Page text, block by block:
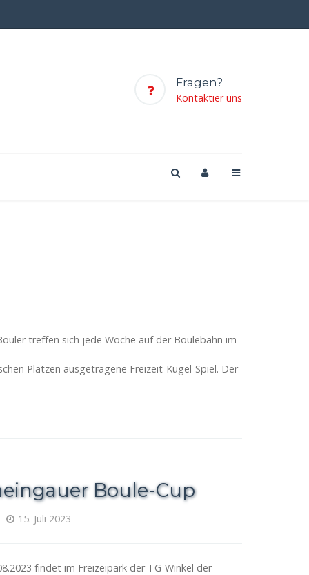
Fragen?
Kontaktier uns
treffen sich jede Woche auf der Boulebahn im
Plätzen ausgetragene Freizeit-Kugel-Spiel. Der
Boule-Cup
15. Juli 2023
findet im Freizeipark der TG-Winkel der